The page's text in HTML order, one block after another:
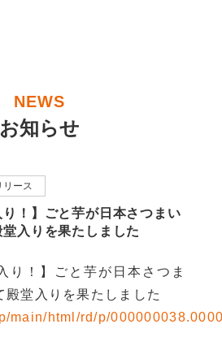
NEWS
お知らせ
リース
り！】ごと芋が日本さつまい
入りを果たしました
り！】ごと芋が日本さつま
殿堂入りを果たしました
main/html/rd/p/